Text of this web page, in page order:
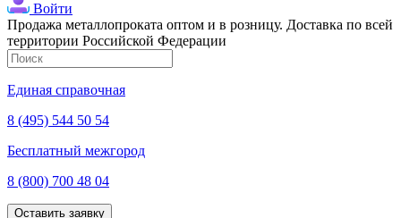
Войти
Продажа металлопроката оптом и в розницу. Доставка по всей
территории Российской Федерации
Единая справочная
8 (495) 544 50 54
Бесплатный межгород
8 (800) 700 48 04
Оставить заявку